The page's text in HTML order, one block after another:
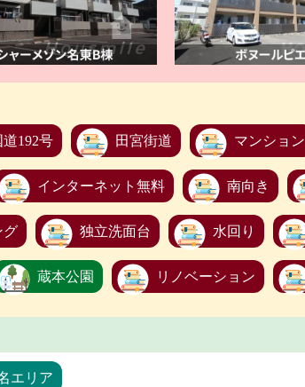
道192号 田宮街道 マンション
インターネット無料 南向き
グ 独立洗面台 水回り
蔵本公園 リノベーション
エリア